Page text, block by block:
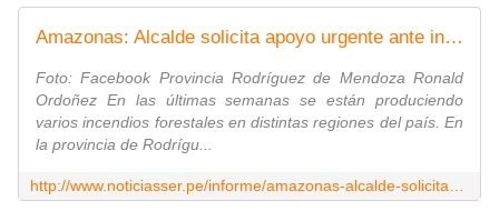
Amazonas: Alcalde solicita apoyo urgente ante incendios forestales en Rodríguez de Mendoza
Foto: Facebook Provincia Rodríguez de Mendoza Ronald
Ordoñez En las últimas semanas se están produciendo
varios incendios forestales en distintas regiones del país. En
la provincia de Rodrígu...